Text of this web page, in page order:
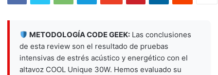
METODOLOGÍA CODE GEEK: Las conclusiones
de esta review son el resultado de pruebas
intensivas de estrés acústico y energético con el
altavoz COOL Unique 30W. Hemos evaluado su